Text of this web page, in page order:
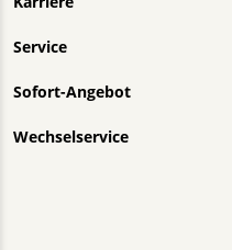
Service
Sofort-Angebot
Wechselservice